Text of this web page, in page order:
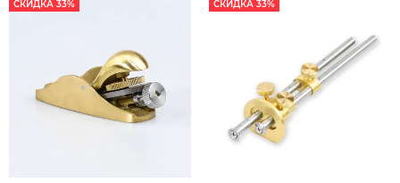
СКИДКА 33% СКИДКА 33%